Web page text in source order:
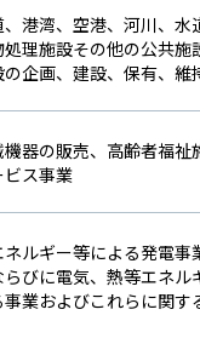
、港湾、空港、河川、水
理施設その他の公共施
企画、建設、保有、維
機器の販売、高齢者福祉
ス事業
ルギー等による発電事
びに電気、熱等エネル
業およびこれらに関す